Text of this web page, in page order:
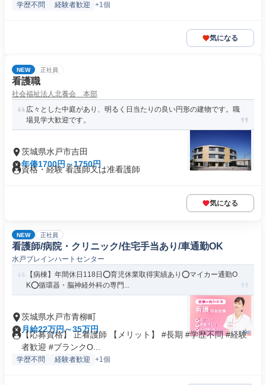
学歴不問 経験者歓迎 +1個
気になる
NEW 正社員
看護職
社会福祉法人北養会 本部
広々とした中庭があり、明るく日当たりの良い円形の建物です。職
場見学大歓迎です。
茨城県水戸市吉田
年俸1700円～1750円
資格・経験 看護師又は准看護師
気になる
NEW 正社員
看護師/病院・クリニック/住宅手当あり/車通勤OK
水戸ブレインハートセンター
【病棟】年間休日118日⭕育児休業取得実績あり⭕マイカー通勤O
K⭕循環器・脳神経外科の専門...
茨城県水戸市青柳町
月給22万円～35万円
【応募資格】 正看護師 【メリット】 #長期 #学歴不問 #経験
者歓迎 #ブランクO...
学歴不問 経験者歓迎 +1個